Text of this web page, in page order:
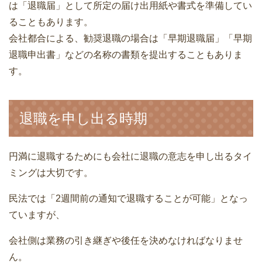
は「退職届」として所定の届け出用紙や書式を準備してい
ることもあります。
会社都合による、勧奨退職の場合は「早期退職届」「早期
退職申出書」などの名称の書類を提出することもありま
す。
退職を申し出る時期
円満に退職するためにも会社に退職の意志を申し出るタイ
ミングは大切です。
民法では「2週間前の通知で退職することが可能」となっ
ていますが、
会社側は業務の引き継ぎや後任を決めなければなりませ
ん。